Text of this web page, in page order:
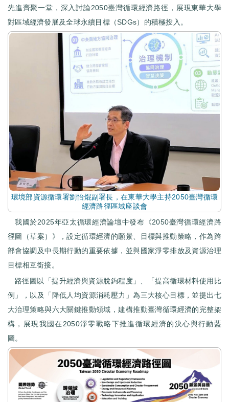
先進齊聚一堂，深入討論2050臺灣循環經濟路徑，展現東華大學
對區域經濟發展及全球永續目標（SDGs）的積極投入。
環境部資源循環署劉怡焜副署長，在東華大學主持2050臺灣循環
經濟路徑區域座談會
我國於2025年亞太循環經濟論壇中發布《2050臺灣循環經濟路
徑圖（草案）》，設定循環經濟的願景、目標與推動策略，作為跨
部會協調及中長期行動的重要依據，並與國家淨零排放及資源治理
目標相互銜接。
路徑圖以「提升經濟與資源脫鉤程度」、「提高循環材料使用比
例」，以及「降低人均資源消耗壓力」為三大核心目標，並提出七
大治理策略與六大關鍵推動領域，建構推動臺灣循環經濟的完整架
構，展現我國在2050淨零戰略下推進循環經濟的決心與行動藍
圖。